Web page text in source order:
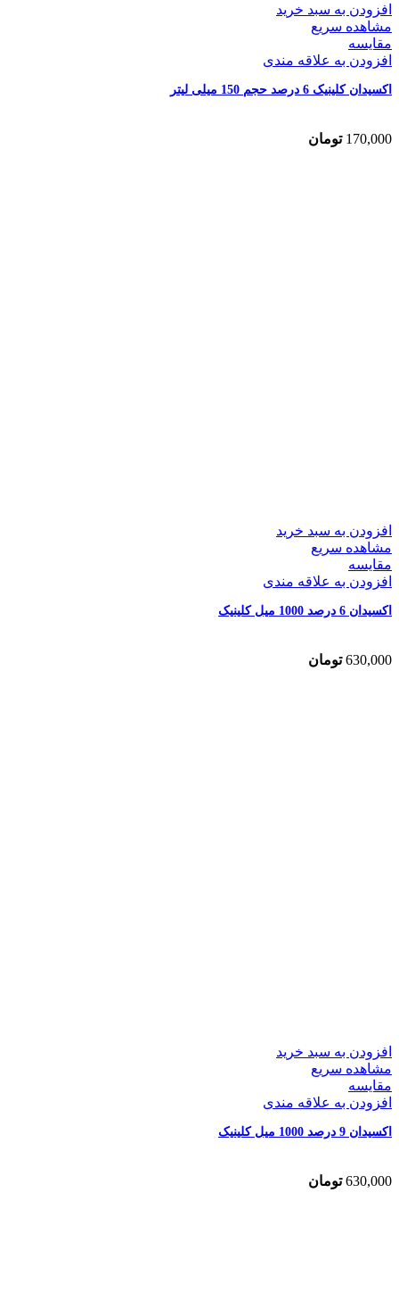
افزودن به سبد خرید
مشاهده سریع
مقایسه
افزودن به علاقه مندی
اکسیدان کلینیک 6 درصد حجم 150 میلی لیتر
170,000 تومان
افزودن به سبد خرید
مشاهده سریع
مقایسه
افزودن به علاقه مندی
اکسیدان 6 درصد 1000 میل کلینیک
630,000 تومان
افزودن به سبد خرید
مشاهده سریع
مقایسه
افزودن به علاقه مندی
اکسیدان 9 درصد 1000 میل کلینیک
630,000 تومان